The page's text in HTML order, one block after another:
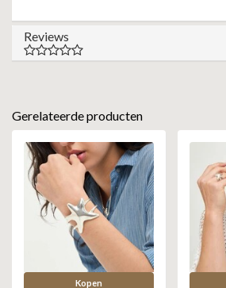
Reviews
Gerelateerde producten
Kopen